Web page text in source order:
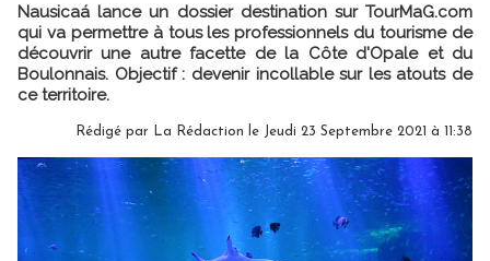
Nausicaá lance un dossier destination sur TourMaG.com
qui va permettre à tous les professionnels du tourisme de
découvrir une autre facette de la Côte d'Opale et du
Boulonnais. Objectif : devenir incollable sur les atouts de
ce territoire.
Rédigé par La Rédaction le Jeudi 23 Septembre 2021 à 11:38